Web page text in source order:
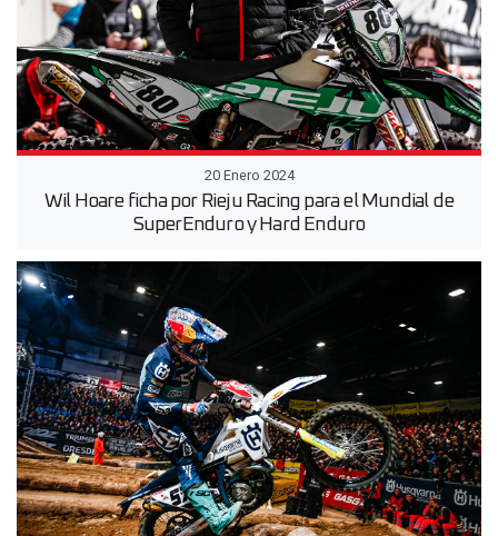
20 Enero 2024
Wil Hoare ficha por Rieju Racing para el Mundial de
SuperEnduro y Hard Enduro